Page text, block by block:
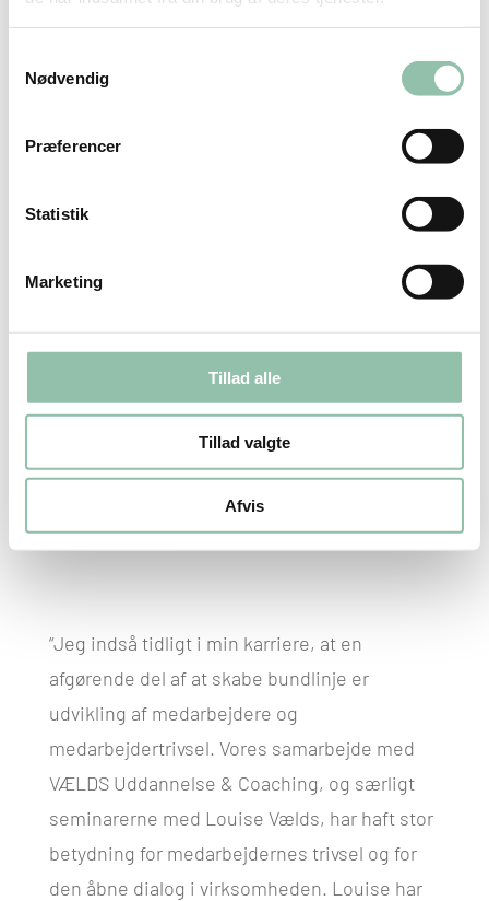
Nødvendig
Præferencer
Statistik
Marketing
Tillad alle
Tillad valgte
Afvis
som passer til ens behov. Coaching hver 14.
starten betænkelig ved denne studiemåde,
men den giver frihed til at studere, når det
passer i mit program. Jeg kan åbne min pc og
Selvom jeg ikke er i mål endnu, føler jeg mig
min organisation, især inden for det
pædagogiske døgnområde.”
– Stressvejlederuddannelsen. Tonny,
socialpædagog og AMR
“Jeg indså tidligt i min karriere, at en
afgørende del af at skabe bundlinje er
udvikling af medarbejdere og
medarbejdertrivsel. Vores samarbejde med
VÆLDS Uddannelse & Coaching, og særligt
seminarerne med Louise Vælds, har haft stor
betydning for medarbejdernes trivsel og for
den åbne dialog i virksomheden. Louise har